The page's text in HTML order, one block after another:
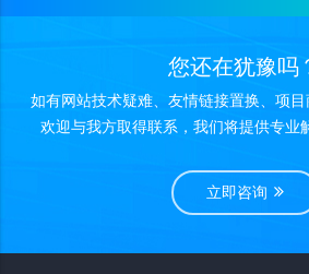
您还在犹豫吗
如有网站技术疑难、友情链接置换、项目
欢迎与我方取得联系，我们将提供专业
立即咨询